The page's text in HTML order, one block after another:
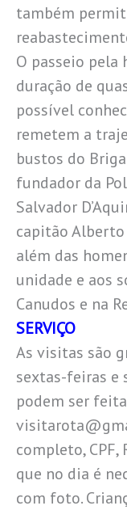
também
O passeio
duração de
possível
remetem a
bustos do
fundador da
Salvador
capitão Alberto
além das
unidade e aos
Canudos e na
SERVIÇO
As visitas são
sextas-feiras e
podem ser
completo, CPF,
que no dia é
com foto.